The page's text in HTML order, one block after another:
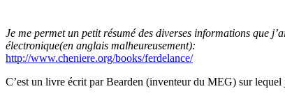
Je me permet un petit résumé des diverses informations que
électronique(en anglais malheureusement):
http://www.cheniere.org/books/ferdelance/
C’est un livre écrit par Bearden (inventeur du MEG) sur lequel